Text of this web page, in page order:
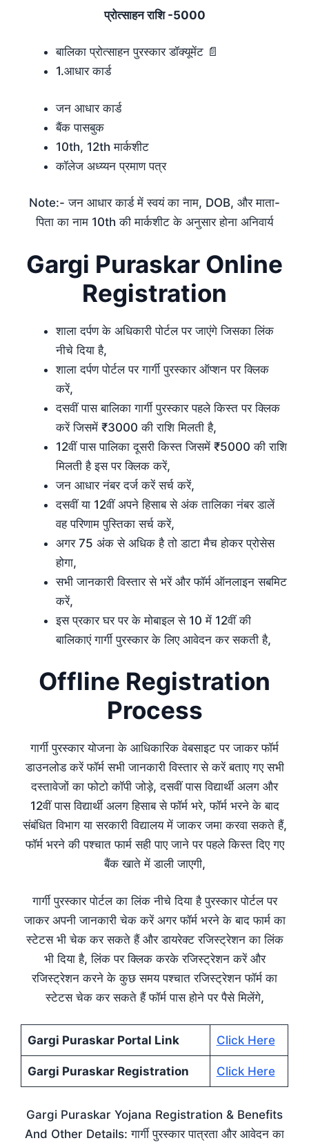
प्रोत्साहन राशि -5000
बालिका प्रोत्साहन पुरस्कार डॉक्यूमेंट 📄
1.आधार कार्ड
जन आधार कार्ड
बैंक पासबुक
10th, 12th मार्कशीट
कॉलेज अध्य्यन प्रमाण पत्र
Note:- जन आधार कार्ड में स्वयं का नाम, DOB, और माता-
पिता का नाम 10th की मार्कशीट के अनुसार होना अनिवार्य
Gargi Puraskar Online
Registration
शाला दर्पण के अधिकारी पोर्टल पर जाएंगे जिसका लिंक
नीचे दिया है,
शाला दर्पण पोर्टल पर गार्गी पुरस्कार ऑप्शन पर क्लिक
करें,
दसवीं पास बालिका गार्गी पुरस्कार पहले किस्त पर क्लिक
करें जिसमें ₹3000 की राशि मिलती है,
12वीं पास पालिका दूसरी किस्त जिसमें ₹5000 की राशि
मिलती है इस पर क्लिक करें,
जन आधार नंबर दर्ज करें सर्च करें,
दसवीं या 12वीं अपने हिसाब से अंक तालिका नंबर डालें
वह परिणाम पुस्तिका सर्च करें,
अगर 75 अंक से अधिक है तो डाटा मैच होकर प्रोसेस
होगा,
सभी जानकारी विस्तार से भरें और फॉर्म ऑनलाइन सबमिट
करें,
इस प्रकार घर पर के मोबाइल से 10 में 12वीं की
बालिकाएं गार्गी पुरस्कार के लिए आवेदन कर सकती है,
Offline Registration
Process
गार्गी पुरस्कार योजना के आधिकारिक वेबसाइट पर जाकर फॉर्म
डाउनलोड करें फॉर्म सभी जानकारी विस्तार से करें बताए गए सभी
दस्तावेजों का फोटो कॉपी जोड़े, दसवीं पास विद्यार्थी अलग और
12वीं पास विद्यार्थी अलग हिसाब से फॉर्म भरे, फॉर्म भरने के बाद
संबंधित विभाग या सरकारी विद्यालय में जाकर जमा करवा सकते हैं,
फॉर्म भरने की पश्चात फार्म सही पाए जाने पर पहले किस्त दिए गए
बैंक खाते में डाली जाएगी,
गार्गी पुरस्कार पोर्टल का लिंक नीचे दिया है पुरस्कार पोर्टल पर
जाकर अपनी जानकारी चेक करें अगर फॉर्म भरने के बाद फार्म का
स्टेटस भी चेक कर सकते हैं और डायरेक्ट रजिस्ट्रेशन का लिंक
भी दिया है, लिंक पर क्लिक करके रजिस्ट्रेशन करें और
रजिस्ट्रेशन करने के कुछ समय पश्चात रजिस्ट्रेशन फॉर्म का
स्टेटस चेक कर सकते हैं फॉर्म पास होने पर पैसे मिलेंगे,
Gargi Puraskar Portal Link Click Here
Gargi Puraskar Registration Click Here
Gargi Puraskar Yojana Registration & Benefits
And Other Details: गार्गी पुरस्कार पात्रता और आवेदन का